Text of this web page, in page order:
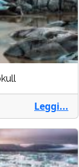
Leggi...